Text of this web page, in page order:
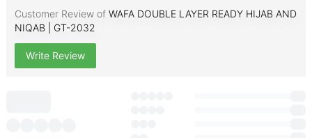
Customer Review of WAFA DOUBLE LAYER READY HIJAB AND
NIQAB | GT-2032
Write Review